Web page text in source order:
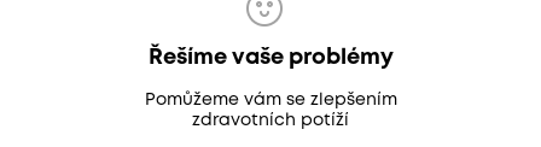
Řešíme vaše problémy
Pomůžeme vám se zlepšením
zdravotních potíží